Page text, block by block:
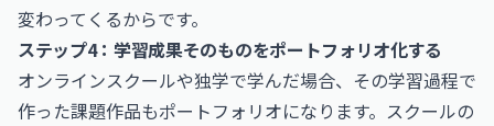
変わってくるからです。
ステップ4：学習成果そのものをポートフォリオ化する
オンラインスクールや独学で学んだ場合、その学習過程で
作った課題作品もポートフォリオになります。スクールの